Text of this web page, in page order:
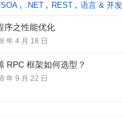
SOA .NET REST 语言 & 开发
序之性能优化
年 4 月 18 日
RPC 框架如何选型？
年 9 月 22 日